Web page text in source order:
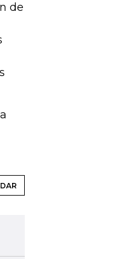
de